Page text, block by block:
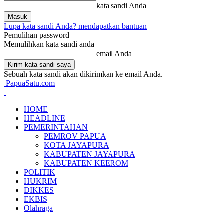
kata sandi Anda
Lupa kata sandi Anda? mendapatkan bantuan
Pemulihan password
Memulihkan kata sandi anda
email Anda
Sebuah kata sandi akan dikirimkan ke email Anda.
PapuaSatu.com
HOME
HEADLINE
PEMERINTAHAN
PEMROV PAPUA
KOTA JAYAPURA
KABUPATEN JAYAPURA
KABUPATEN KEEROM
POLITIK
HUKRIM
DIKKES
EKBIS
Olahraga